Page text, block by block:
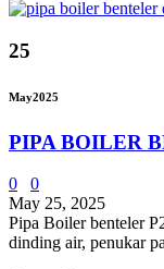
25
May2025
PIPA BOILER
0
0
May 25, 2025
Pipa Boiler benteler
dinding air, penukar